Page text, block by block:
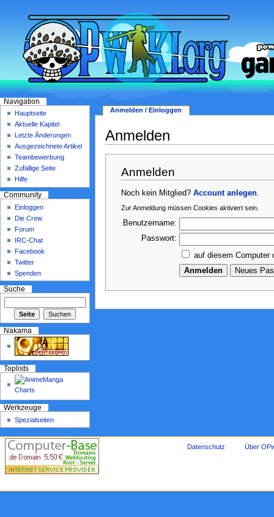
Anmelden
Anmelden
Noch kein Mitglied?Account anlegen
Zur Anmeldung müssen Cookies aktiviert sein.
Benutzername:
Passwort:
auf diesem Computer
Anmelden / Einloggen
Navigation
Hauptseite
Aktuelle Kapitel
Letzte Änderungen
Ausgezeichnete Artikel
Teambewerbung
Zufällige Seite
Hilfe
Community
Einloggen
Die Crew
Forum
IRC-Chat
Facebook
Twitter
Spenden
Suche
Nakama
Toplists
Werkzeuge
Spezialseiten
Datenschutz Über